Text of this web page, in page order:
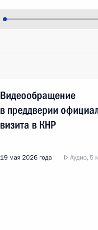
Видеообращение
в преддверии
визита в КНР
19 мая 2026 года Аудио, 5